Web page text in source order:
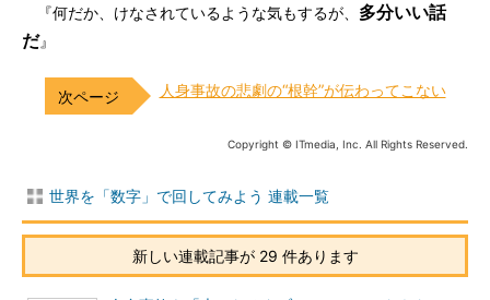
『何だか、けなされているような気もするが、 多分いい話
だ』
人身事故の悲劇の“根幹”が伝わってこない
Copyright © ITmedia, Inc. All Rights Reserved.
世界を「数字」で回してみよう 連載一覧
新しい連載記事が 29 件あります